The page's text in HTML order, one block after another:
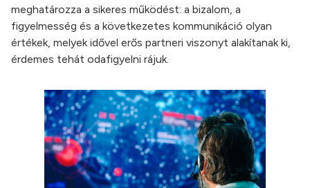
meghatározza a sikeres működést: a bizalom, a
figyelmesség és a következetes kommunikáció olyan
értékek, melyek idővel erős partneri viszonyt alakítanak ki,
érdemes tehát odafigyelni rájuk.